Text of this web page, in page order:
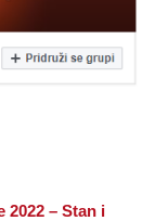
2022 – Stan i